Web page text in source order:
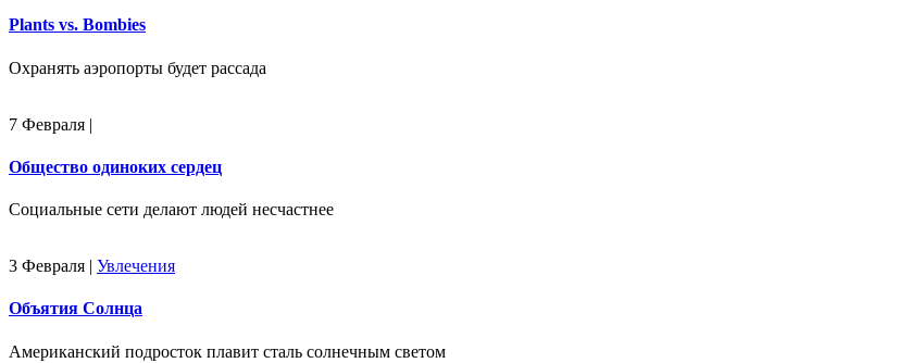
Plants vs. Bombies
Охранять аэропорты будет рассада
7 Февраля |
Общество одиноких сердец
Социальные сети делают людей несчастнее
3 Февраля | Увлечения
Объятия Солнца
Американский подросток плавит сталь солнечным светом